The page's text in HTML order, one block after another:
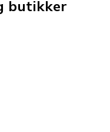
butikker